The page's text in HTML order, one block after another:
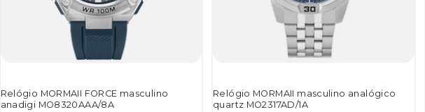
Relógio MORMAII FORCE masculino
anadigi MO8320AAA/8A
Relógio MORMAII masculino analógico
quartz MO2317AD/1A